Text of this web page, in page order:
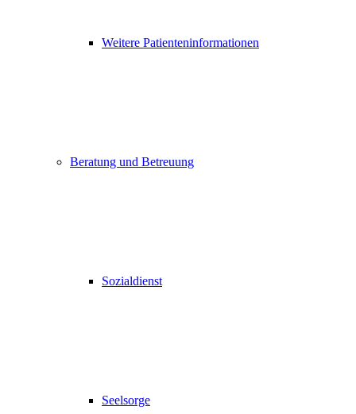
Weitere Patienteninformationen
Beratung und Betreuung
Sozialdienst
Seelsorge